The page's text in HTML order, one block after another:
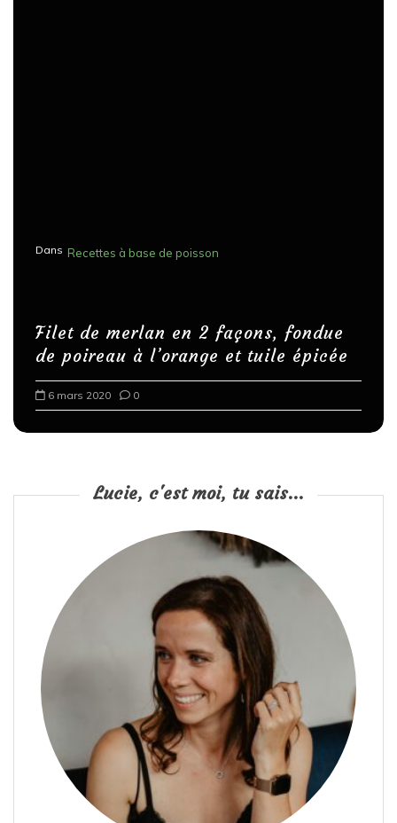
Dans Recettes à base de poisson
Filet de merlan en 2 façons, fondue
de poireau à l’orange et tuile épicée
6 mars 2020 0
Lucie, c'est moi, tu sais...